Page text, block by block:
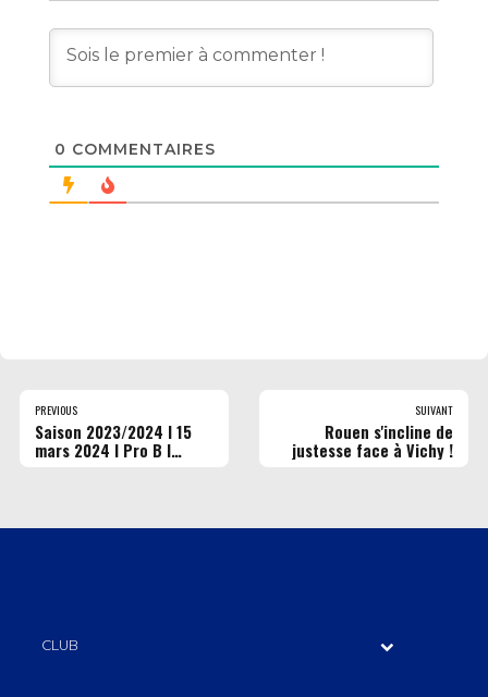
0 COMMENTAIRES
PREVIOUS
Saison 2023/2024 I 15
mars 2024 l Pro B l
SUIVANT
Rouen s'incline de
justesse face à Vichy !
CLUB